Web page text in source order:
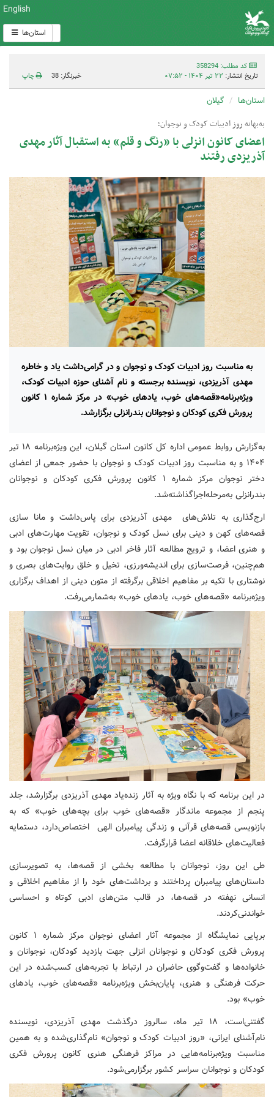
English
استان‌ها
کد مطلب: 358294
تاریخ انتشار: ۲۲ تیر ۱۴۰۴ - ۰۷:۵۲ خبرنگار: 38 چاپ
استان‌ها گیلان
به‌بهانه روز ادبیات کودک و نوجوان؛
اعضای کانون انزلی با «رنگ و قلم» به استقبال آثار مهدی
آذریزدی رفتند
به مناسبت روز ادبیات کودک و نوجوان و در گرامی‌داشت یاد و خاطره
مهدی آذریزدی، نویسنده برجسته و نام آشنای حوزه ادبیات کودک،
ویژه‌برنامه‌«قصه‌های خوب، یادهای خوب» در مرکز شماره ۱ کانون
پرورش فکری کودکان و نوجوانان بندرانزلی برگزارشد.
به‌گزارش روابط عمومی اداره کل کانون استان گیلان، این ویژه‌برنامه ۱۸ تیر
۱۴۰۴ و به مناسبت روز ادبیات کودک و نوجوان با حضور جمعی از اعضای
دختر نوجوان مرکز شماره ۱ کانون پرورش فکری کودکان و نوجوانان
بندرانزلی به‌مرحله‌اجراگذاشته‌شد.
ارج‌گذاری به تلاش‌های مهدی آذریزدی برای پاس‌داشت و مانا سازی
قصه‌های کهن و دینی برای نسل کودک و نوجوان، تقویت مهارت‌های ادبی
و هنری اعضا، و ترویج مطالعه آثار فاخر ادبی در میان نسل نوجوان بود و
هم‌چنین، فرصت‌سازی برای اندیشه‌ورزی، تخیل و خلق روایت‌های بصری و
نوشتاری با تکیه بر مفاهیم اخلاقی برگرفته از متون دینی از اهداف برگزاری
ویژه‌برنامه «قصه‌های خوب، یادهای خوب» به‌شمارمی‌رفت.
در این برنامه که با نگاه ویژه به آثار زنده‌یاد مهدی آذریزدی برگزارشد، جلد
پنجم از مجموعه ماندگار «قصه‌های خوب برای بچه‌های خوب» که به
بازنویسی قصه‌های قرآنی و زندگی پیامبران الهی اختصاص‌دارد، دستمایه
فعالیت‌های خلاقانه اعضا قرارگرفت.
طی این روز، نوجوانان با مطالعه بخشی از قصه‌ها، به تصویرسازی
داستان‌های پیامبران پرداختند و برداشت‌های خود را از مفاهیم اخلاقی و
انسانی نهفته در قصه‌ها، در قالب متن‌های ادبی کوتاه و احساسی
خواندنی‌کردند.
برپایی نمایشگاه از مجموعه آثار اعضای نوجوان مرکز شماره ۱ کانون
پرورش فکری کودکان و نوجوانان انزلی جهت بازدید کودکان، نوجوانان و
خانواده‌ها و گفت‌وگوی حاضران در ارتباط با تجربه‌های کسب‌شده در این
حرکت فرهنگی‌ و هنری، پایان‌بخش ویژه‌برنامه «قصه‌های خوب، یادهای
خوب» بود.
گفتنی‌است، ۱۸ تیر ماه، سالروز درگذشت مهدی آذریزدی، نویسنده
نام‌آشنای ایرانی، «روز ادبیات کودک و نوجوان» نام‌گذاری‌شده و به همین
مناسبت ویژه‌برنامه‌هایی در مراکز فرهنگی هنری کانون پرورش فکری
کودکان و نوجوانان سراسر کشور برگزارمی‌شود.